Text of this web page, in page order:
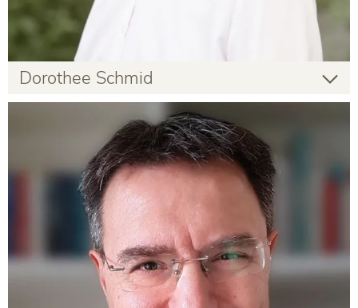
Dorothee Schmid
Gastlehrende
Infos zur Person
Dorothee Schmid